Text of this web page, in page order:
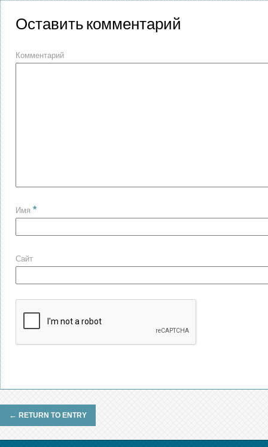
Оставить комментарий
Комментарий
Имя *
Сайт
← RETURN TO ENTRY